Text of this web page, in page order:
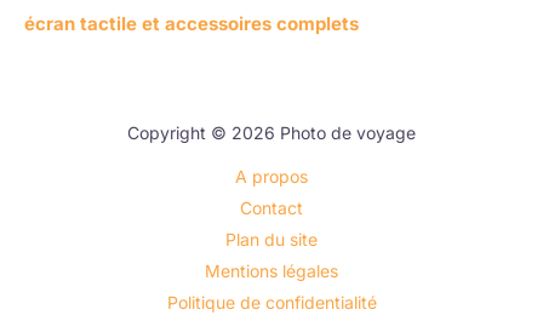
écran tactile et accessoires complets
Copyright © 2026 Photo de voyage
A propos
Contact
Plan du site
Mentions légales
Politique de confidentialité